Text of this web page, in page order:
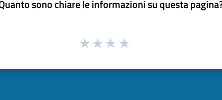
sono chiare le informazioni su questa